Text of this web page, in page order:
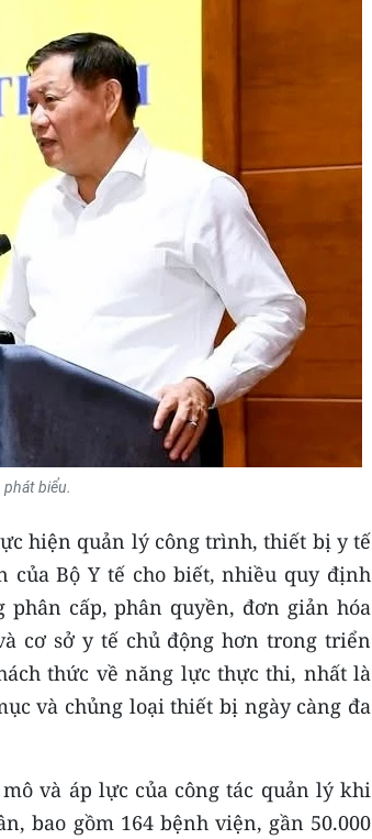
phát biểu.
hiện quản lý công trình, thiết bị y tế
của Bộ Y tế cho biết, nhiều quy định
cấp, phân quyền, đơn giản hóa
cơ sở y tế chủ động hơn trong triển
thức về năng lực thực thi, nhất là
và chủng loại thiết bị ngày càng đa
và áp lực của công tác quản lý khi
bao gồm 164 bệnh viện, gần 50.000